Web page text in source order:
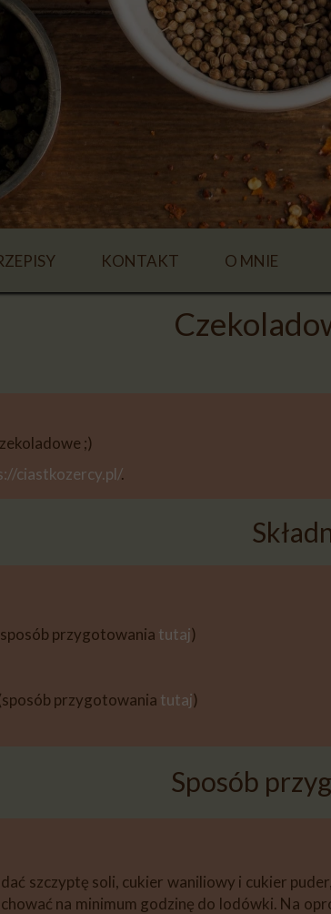
PIECZYWO
KONTAKT O MNIE
;)
ciastkozercy.pl/.
przygotowania tutaj)
przygotowania tutaj)
Sposób
szczyptę soli, cukier waniliowy i cukier
na minimum godzinę do lodówki. Na